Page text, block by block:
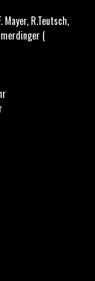
Mayer, R.Teutsch,
(